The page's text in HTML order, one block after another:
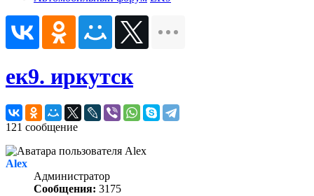
ек9. иркутск
121 сообщение
Alex
Администратор
Сообщения: 3175